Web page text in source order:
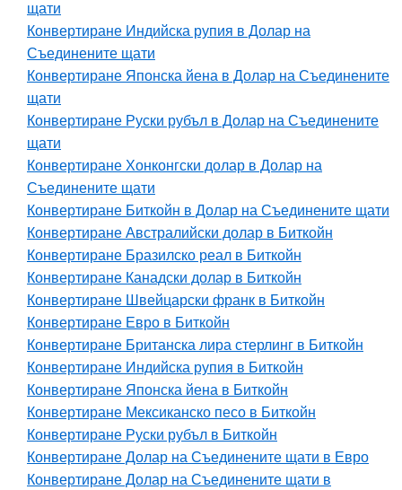
щати
Конвертиране Индийска рупия в Долар на
Съединените щати
Конвертиране Японска йена в Долар на Съединените
щати
Конвертиране Руски рубъл в Долар на Съединените
щати
Конвертиране Хонконгски долар в Долар на
Съединените щати
Конвертиране Биткойн в Долар на Съединените щати
Конвертиране Австралийски долар в Биткойн
Конвертиране Бразилско реал в Биткойн
Конвертиране Канадски долар в Биткойн
Конвертиране Швейцарски франк в Биткойн
Конвертиране Евро в Биткойн
Конвертиране Британска лира стерлинг в Биткойн
Конвертиране Индийска рупия в Биткойн
Конвертиране Японска йена в Биткойн
Конвертиране Мексиканско песо в Биткойн
Конвертиране Руски рубъл в Биткойн
Конвертиране Долар на Съединените щати в Евро
Конвертиране Долар на Съединените щати в